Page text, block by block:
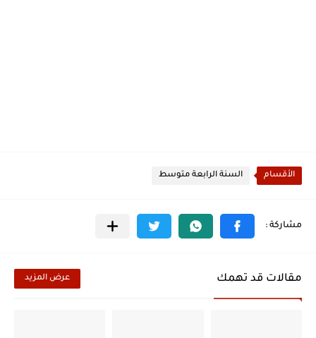
الأقسام السنة الرابعة متوسط
مقالات قد تهمك عرض المزيد